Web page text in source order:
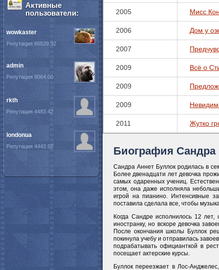
2005 Мисс
2006 Дом у
2007
2009 Всё о
2009
2009
2011 Жутко
Биография Сандра
Сандра Аннет Буллок родилась в
Более двенадцати лет девочка
самых одаренных учениц.
этом, она даже исполняла
игрой на пианино. Интенсивные
поставила сделала все, чтобы
Когда Сандре исполнилось 12
иностранку, но вскоре девочка
После окончания школы Буллок
покинула учебу и отправилась
подрабатывать официанткой в
посещает актерские курсы.
Буллок переезжает в Лос-
Активные
пользователи:
wowkaster
Репутация 86529.92
admin
Репутация 9064.00
rkth
Репутация 4483.42
londonua
Репутация 4443.92